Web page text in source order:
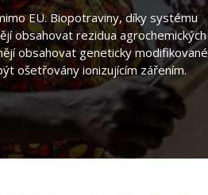
EU. Biopotraviny, díky systému
obsahovat rezidua agrochemických
obsahovat geneticky modifikované
ošetřovány ionizujícím zářením.